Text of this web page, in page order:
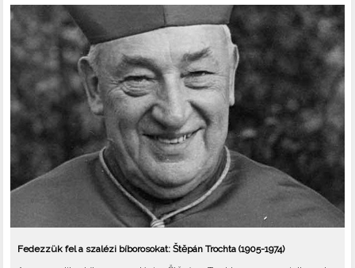
Fedezzük fel a szalézi bíborosokat: Štěpán Trochta (1905-1974)